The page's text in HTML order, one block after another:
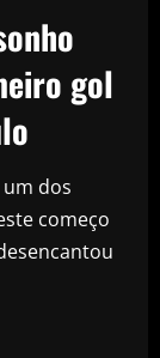
gol
dos
começo